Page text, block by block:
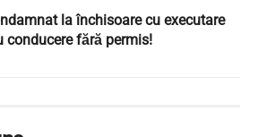
la închisoare cu executare
conducere fără permis!